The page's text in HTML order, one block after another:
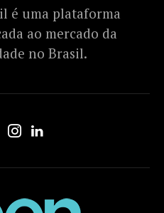
é uma plataforma
ao mercado da
no Brasil.